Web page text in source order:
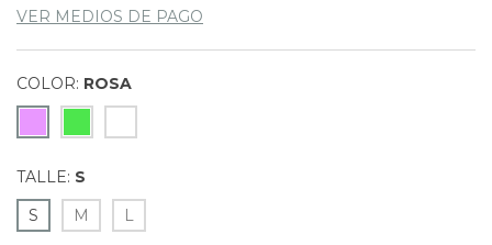
VER MEDIOS DE PAGO
COLOR: ROSA
TALLE: S
S
M L